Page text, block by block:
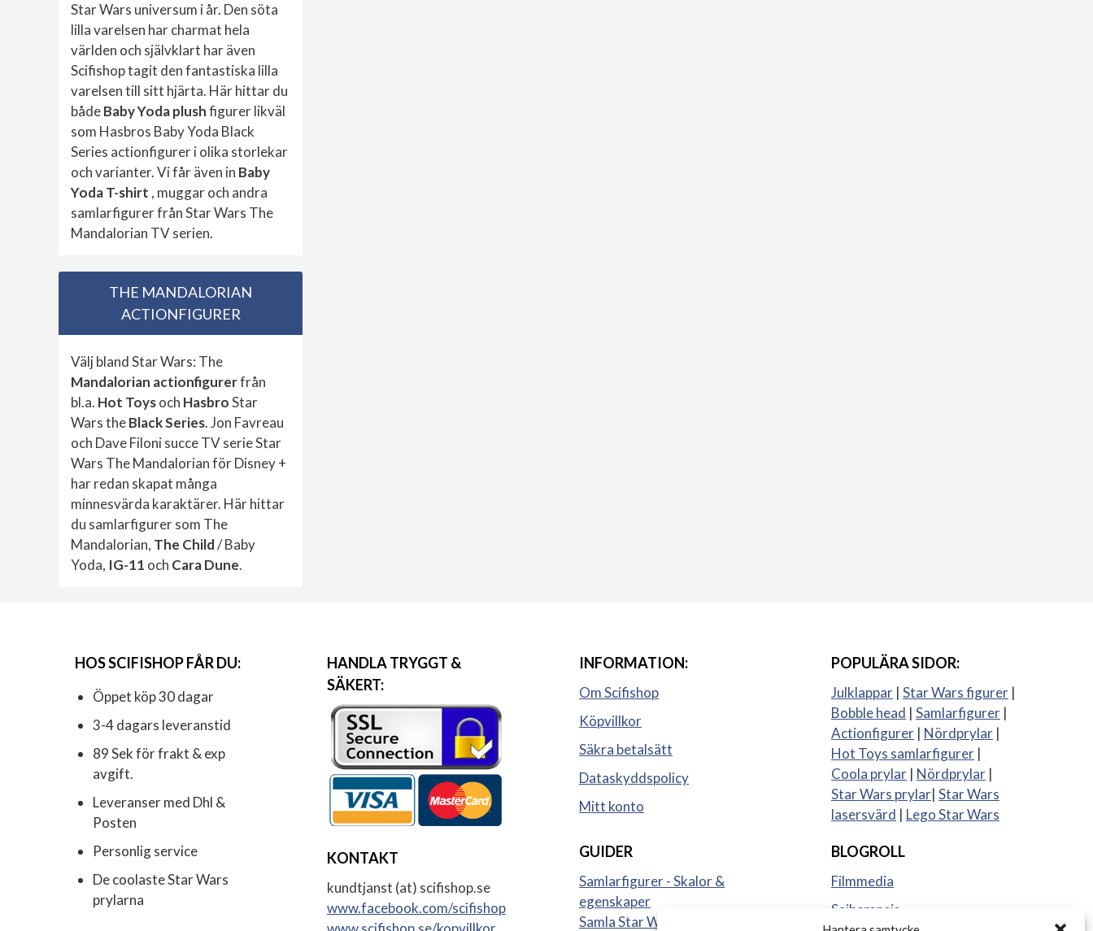
Star Wars universum i år. Den söta
lilla varelsen har charmat hela
världen och självklart har även
Scifishop tagit den fantastiska lilla
varelsen till sitt hjärta. Här hittar du
bådeBaby Yoda plushfigurer likväl
som Hasbros Baby Yoda Black
Series actionfigurer i olika storlekar
och varianter. Vi får även in Baby
Yoda T-shirt , muggar och andra
samlarfigurer från Star Wars The
Mandalorian TV serien.
THE MANDALORIAN
ACTIONFIGURER
Välj bland Star Wars: The
Mandalorian actionfigurerfrån
bl.a. Hot Toysoch HasbroStar
Wars theBlack Series. Jon Favreau
och Dave Filoni succe TV serie Star
Wars The Mandalorian för Disney +
har redan skapat många
minnesvärda karaktärer. Här hittar
du samlarfigurer som The
Mandalorian, The Child/ Baby
Yoda, IG-11 och Cara Dune.
HOS SCIFISHOP FÅR DU:
Öppet köp 30 dagar
3-4 dagars leveranstid
89 Sek för frakt & exp
avgift.
Leveranser med Dhl &
Posten
Personlig service
De coolaste Star Wars
prylarna
HANDLA TRYGGT &
SÄKERT:
KONTAKT
kundtjanst (at) scifishop.se
www.facebook.com/scifishop
INFORMATION:
Om Scifishop
Köpvillkor
Säkra betalsätt
Dataskyddspolicy
Mitt konto
GUIDER
Samlarfigurer - Skalor &
egenskaper
Samla Star Wars figurer
POPULÄRA SIDOR:
Julklappar | Star Wars figurer |
Bobble head | Samlarfigurer |
Actionfigurer | Nördprylar |
Hot Toys samlarfigurer |
Coola prylar | Nördprylar |
Star Wars prylar| Star Wars
lasersvärd | Lego Star Wars
BLOGROLL
Filmmedia
Sajberspejs